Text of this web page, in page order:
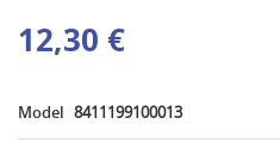
12,30 €
Model 8411199100013